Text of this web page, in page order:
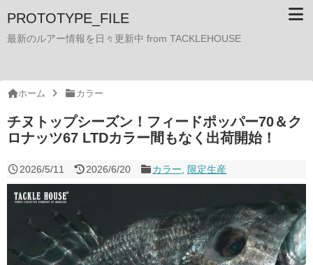
PROTOTYPE_FILE
最新のルアー情報を日々更新中 from TACKLEHOUSE
ホーム カラー
チヌトップシーズン！フィードポッパー70＆ク
ロナッツ67 LTDカラー間もなく出荷開始！
2026/5/11 2026/6/20 カラー 限定生産